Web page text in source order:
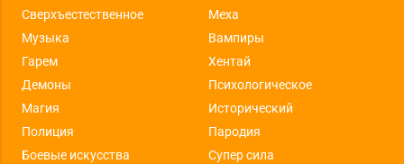
Сверхъестественное
Меха
Музыка
Вампиры
Гарем
Хентай
Демоны
Психологическое
Магия
Исторический
Полиция
Пародия
Боевые искусства
Супер сила